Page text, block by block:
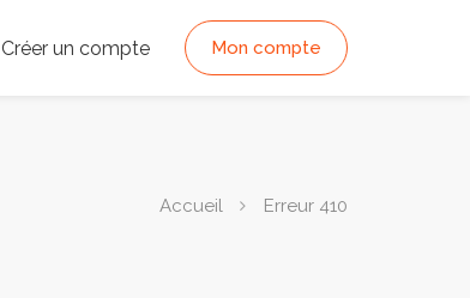
Créer un compte Mon compte
Accueil Erreur 410